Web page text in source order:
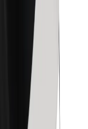
van je rit!